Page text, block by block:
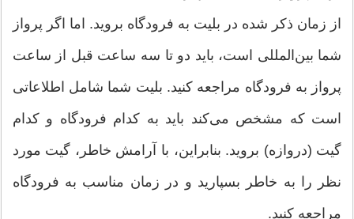
از زمان ذکر شده در بلیت به فرودگاه بروید. اما اگر پرواز
شما بین‌المللی است، باید دو تا سه ساعت قبل از ساعت
پرواز به فرودگاه مراجعه کنید. بلیت شما شامل اطلاعاتی
است که مشخص می‌کند باید به کدام فرودگاه و کدام
گیت (دروازه) بروید. بنابراین، با آرامش خاطر، گیت مورد
نظر را به خاطر بسپارید و در زمان مناسب به فرودگاه
مراجعه کنید.